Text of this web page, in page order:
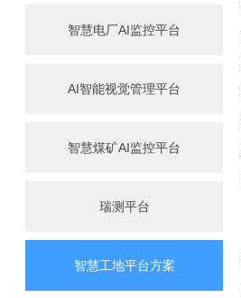
智慧电厂AI监控平台
AI智能视觉管理平台
智慧煤矿AI监控平台
瑞测平台
智慧工地平台方案